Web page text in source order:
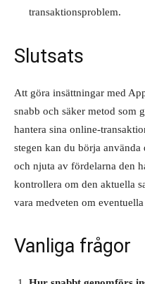
transaktionsproblem.
Slutsats
Att göra insättningar med
snabb och säker metod som
hantera sina online-
stegen kan du börja
och njuta av fördelarna den
kontrollera om den aktuella
vara medveten om
Vanliga frågor